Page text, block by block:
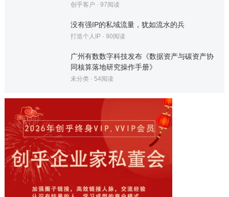
创乎客户 · 97阅读
没有强IP的私域流量，犹如流水的兵
打造个人IP· 90阅读
广州有数数字科技发布《数据资产与碳资产协
同核算落地研究操作手册》
未分类· 54阅读